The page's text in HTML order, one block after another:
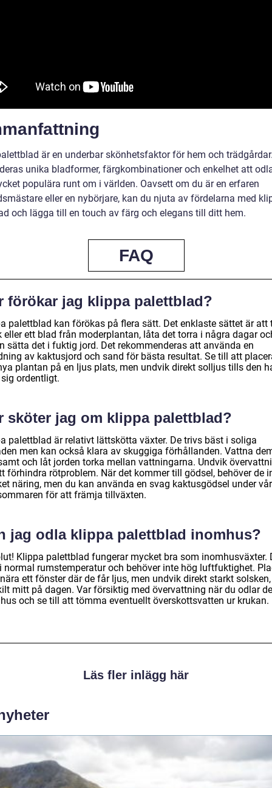
är en underbar skönhetsfaktor för hem och
unika bladformer, färgkombinationer och enkelhet att
populära runt om i världen. Oavsett om du är en erfaren
eller en nybörjare, kan du njuta av fördelarna med
och lägga till en touch av färg och elegans till ditt hem.
FAQ
förökar jag klippa palettblad?
palettblad kan förökas på flera sätt. Det enklaste sättet är att
eller ett blad från moderplantan, låta det torra i några dagar
sätta det i fuktig jord. Det rekommenderas att använda en
av kaktusjord och sand för bästa resultat. Se till att
plantan på en ljus plats, men undvik direkt solljus tills den
ordentligt.
sköter jag om klippa palettblad?
palettblad är relativt lättskötta växter. De trivs bäst i soliga
men kan också klara av skuggiga förhållanden. Vattna
och låt jorden torka mellan vattningarna. Undvik
förhindra rötproblem. När det kommer till gödsel, behöver de
näring, men du kan använda en svag kaktusgödsel under
för att främja tillväxten.
jag odla klippa palettblad inomhus?
Klippa palettblad fungerar mycket bra som inomhusväxter.
normal rumstemperatur och behöver inte hög luftfuktighet.
ett fönster där de får ljus, men undvik direkt starkt solsken,
mitt på dagen. Var försiktig med övervattning när du odlar
och se till att tömma eventuellt överskottsvatten ur krukan.
Läs fler inlägg här